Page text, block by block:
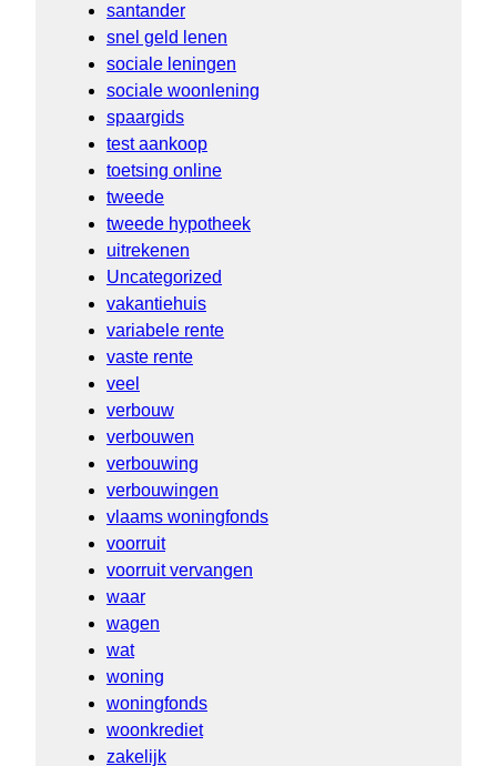
santander
snel geld lenen
sociale leningen
sociale woonlening
spaargids
test aankoop
toetsing online
tweede
tweede hypotheek
uitrekenen
Uncategorized
vakantiehuis
variabele rente
vaste rente
veel
verbouw
verbouwen
verbouwing
verbouwingen
vlaams woningfonds
voorruit
voorruit vervangen
waar
wagen
wat
woning
woningfonds
woonkrediet
zakelijk